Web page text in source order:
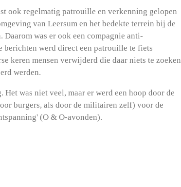
ook regelmatig patrouille en verkenning gelopen
van Leersum en het bedekte terrein bij de
Daarom was er ook een compagnie anti-
berichten werd direct een patrouille te fiets
keren mensen verwijderd die daar niets te zoeken
werden.
was niet veel, maar er werd een hoop door de
burgers, als door de militairen zelf) voor de
(O & O-avonden).